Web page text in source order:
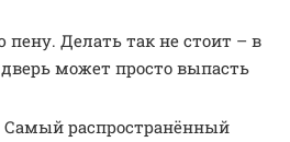
Делать так не стоит – в
может просто выпасть
Самый распространённый